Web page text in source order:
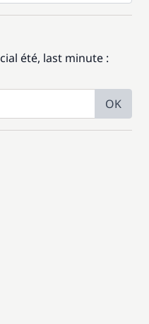
été, last minute :
OK